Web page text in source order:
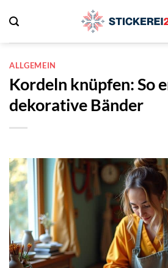
Inhalt
springen
ALLGEMEIN
Kordeln knüpfen: So
dekorative Bänder